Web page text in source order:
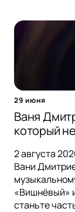
29 июня
Ваня
который
2 августа
Вани
«Вишнёвый»
станьте